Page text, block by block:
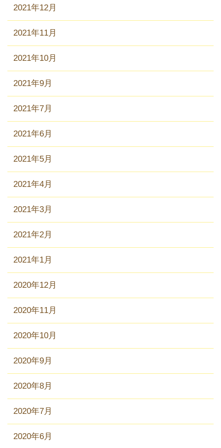
2021年12月
2021年11月
2021年10月
2021年9月
2021年7月
2021年6月
2021年5月
2021年4月
2021年3月
2021年2月
2021年1月
2020年12月
2020年11月
2020年10月
2020年9月
2020年8月
2020年7月
2020年6月